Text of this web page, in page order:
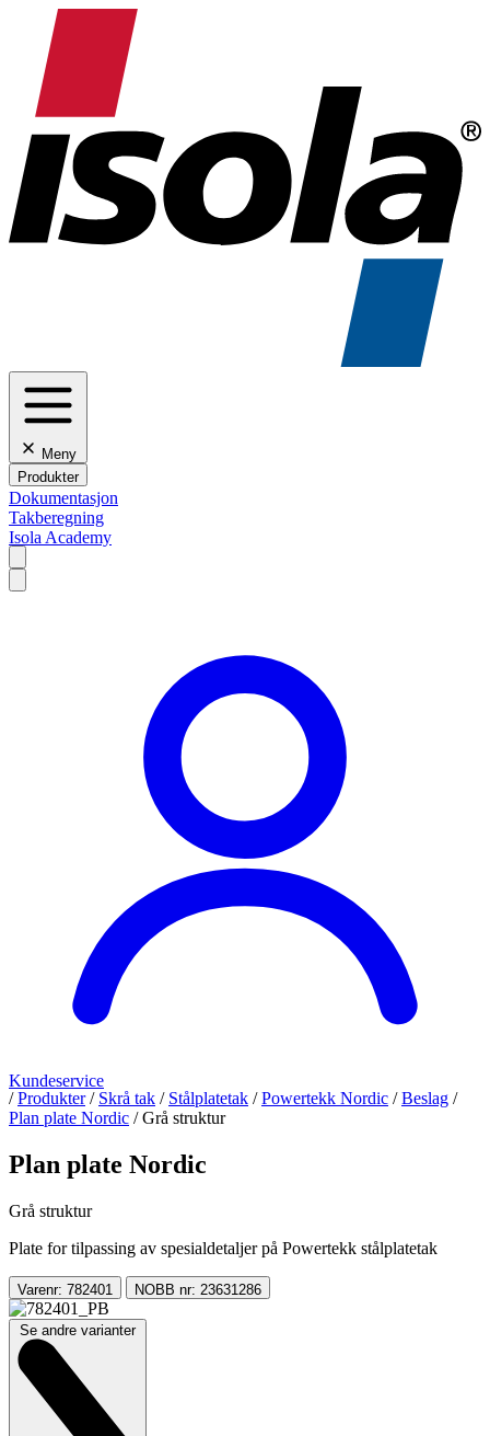
Meny
Produkter
Dokumentasjon
Takberegning
Isola Academy
Kundeservice
/ Produkter / Skrå tak / Stålplatetak / Powertekk Nordic / Beslag /
Plan plate Nordic / Grå struktur
Plan plate Nordic
Grå struktur
Plate for tilpassing av spesialdetaljer på Powertekk stålplatetak
Varenr: 782401 NOBB nr: 23631286
Se andre varianter